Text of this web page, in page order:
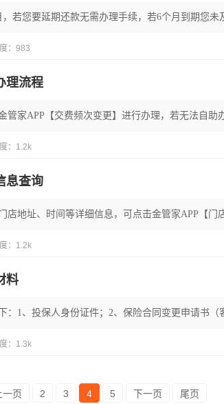
：983
理流程
：1.2k
息查询
：1.2k
料
：1.3k
一页 2 3 4 5 下一页 尾页